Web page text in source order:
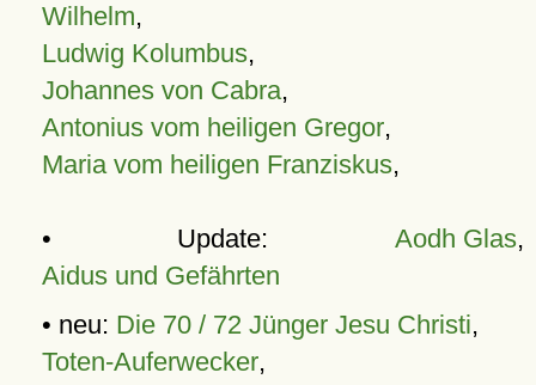
Wilhelm,
Ludwig Kolumbus,
Johannes von Cabra,
Antonius vom heiligen Gregor,
Maria vom heiligen Franziskus,
• Update: Aodh Glas,
Aidus und Gefährten
• neu: Die 70 / 72 Jünger Jesu Christi,
Toten-Auferwecker,